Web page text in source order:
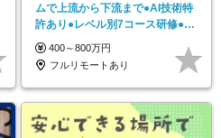
ムで上流から下流まで●AI技術特
許あり●レベル別7コース研修●経
験浅い方OK
400～800万円
フルリモートあり